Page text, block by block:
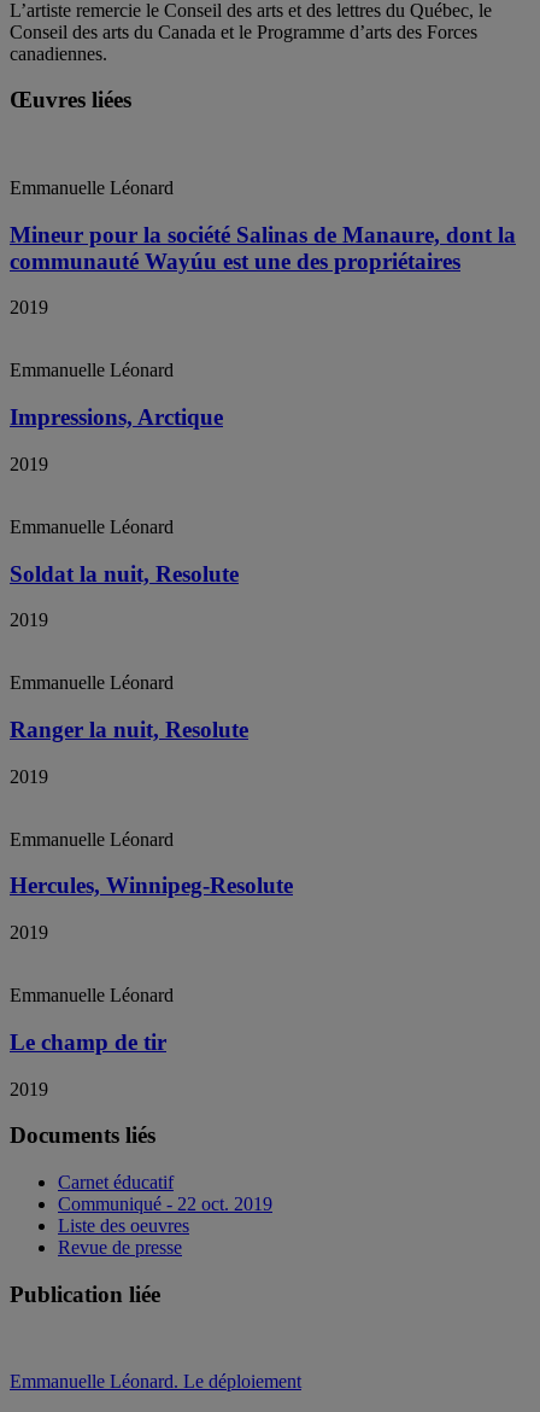
L’artiste remercie le Conseil des arts et des lettres du Québec, le
Conseil des arts du Canada et le Programme d’arts des Forces
canadiennes.
Œuvres liées
Emmanuelle Léonard
Mineur pour la société Salinas de Manaure, dont la
communauté Wayúu est une des propriétaires
2019
Emmanuelle Léonard
Impressions, Arctique
2019
Emmanuelle Léonard
Soldat la nuit, Resolute
2019
Emmanuelle Léonard
Ranger la nuit, Resolute
2019
Emmanuelle Léonard
Hercules, Winnipeg-Resolute
2019
Emmanuelle Léonard
Le champ de tir
2019
Documents liés
Carnet éducatif
Communiqué - 22 oct. 2019
Liste des oeuvres
Revue de presse
Publication liée
Emmanuelle Léonard. Le déploiement